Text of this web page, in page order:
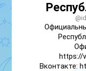
https://
Вконтакте: